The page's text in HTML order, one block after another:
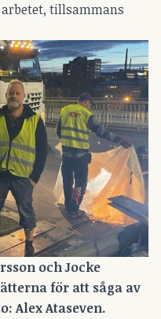
tillsammans
och Jocke
för att såga av
Alex Ataseven.